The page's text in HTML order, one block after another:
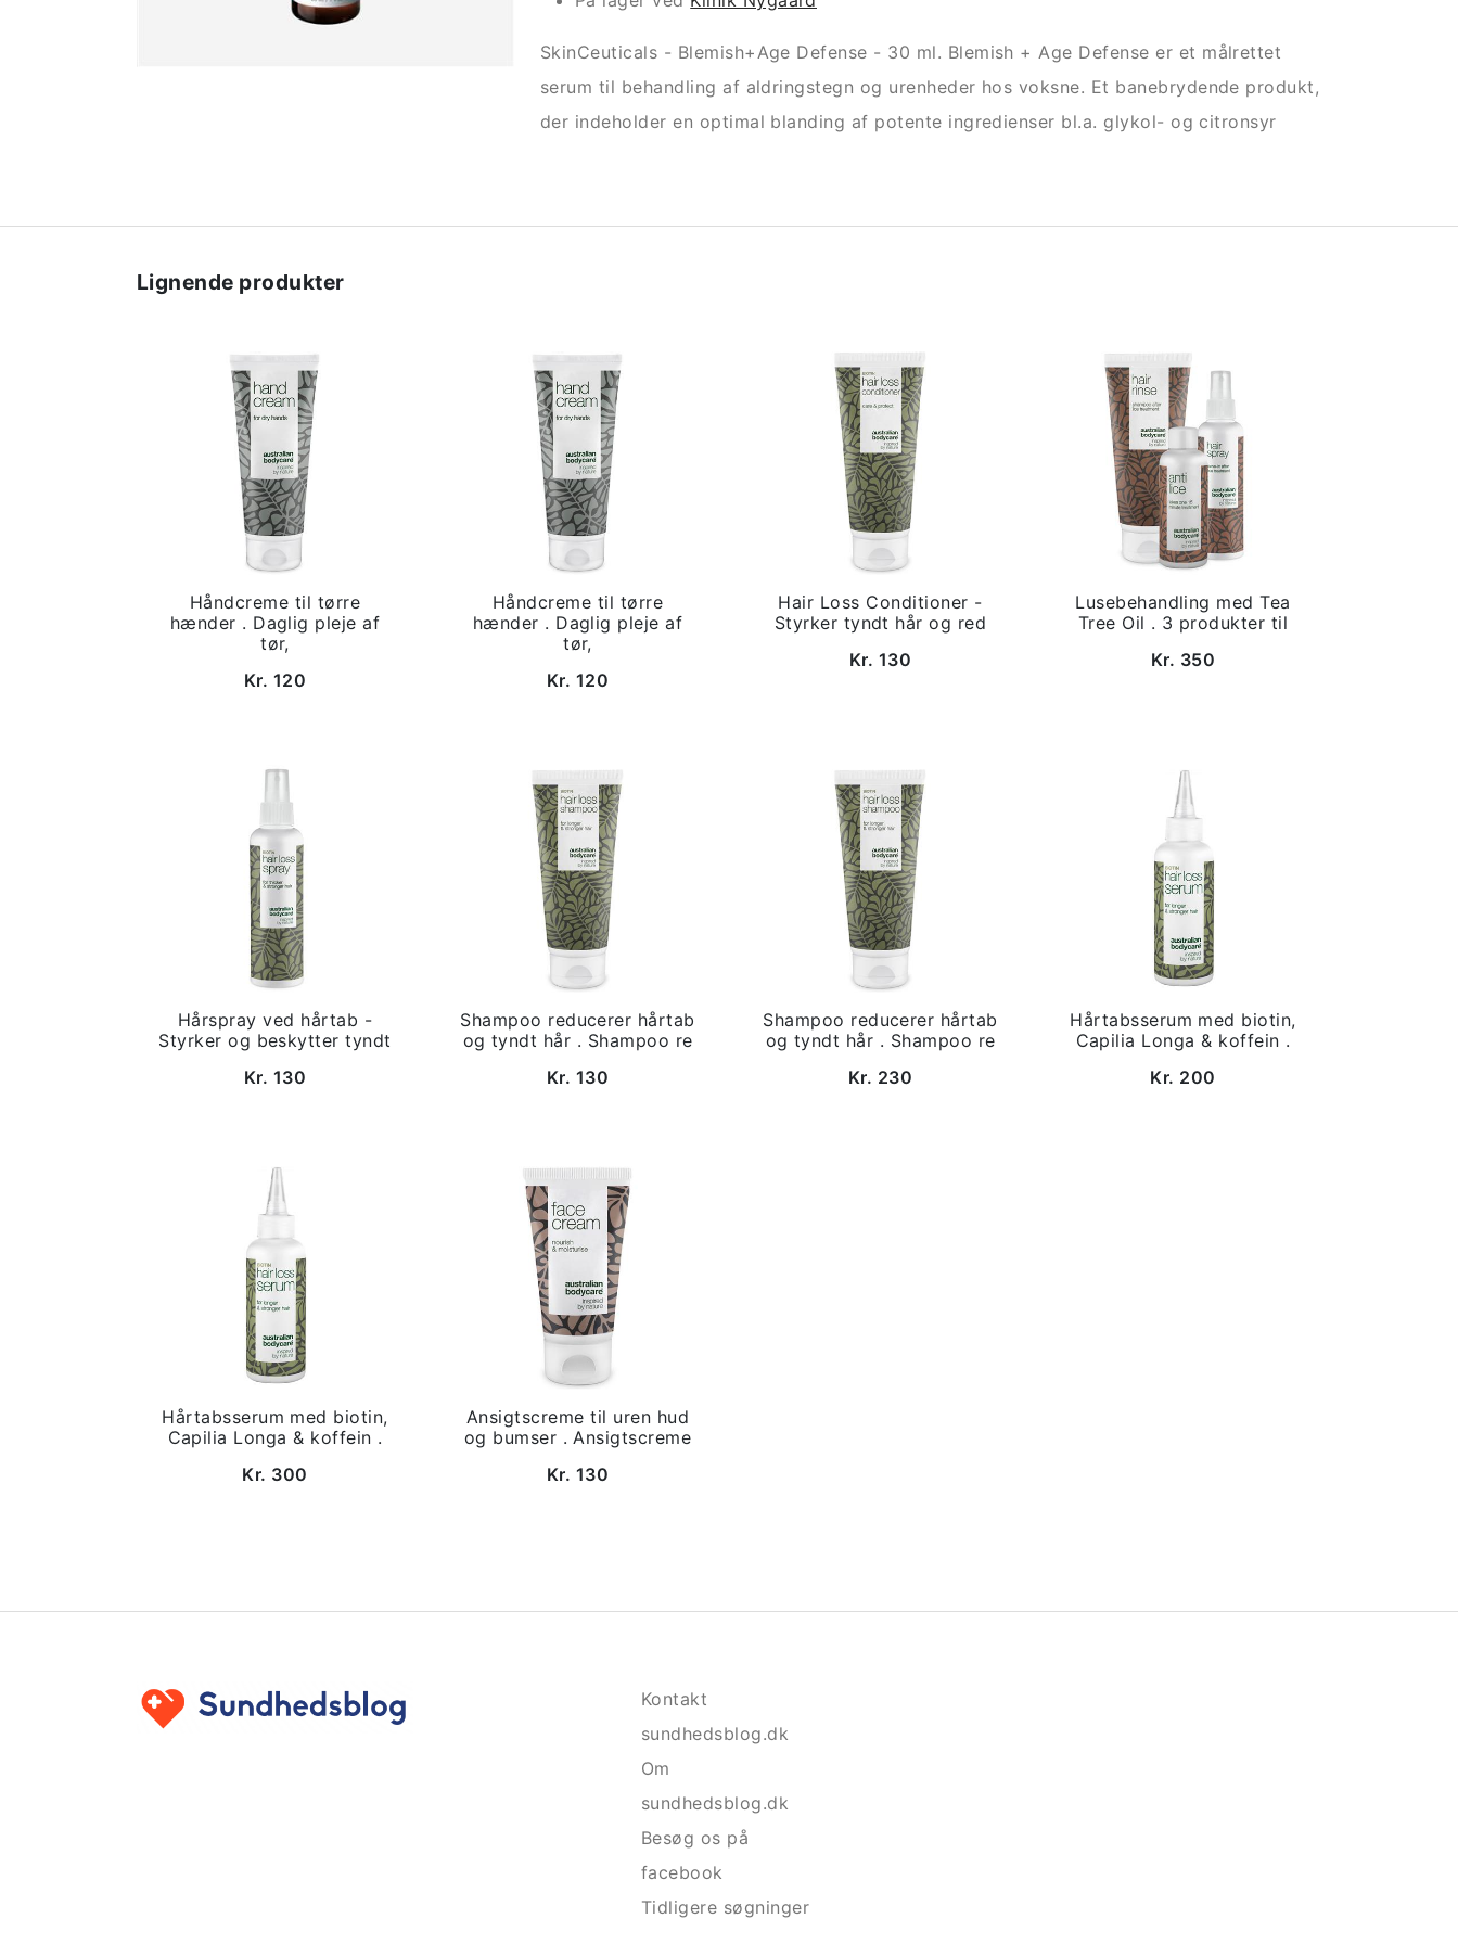
SkinCeuticals - Blemish+Age Defense - 30 ml. Blemish + Age Defense er et målrettet
serum til behandling af aldringstegn og urenheder hos voksne. Et banebrydende produkt,
der indeholder en optimal blanding af potente ingredienser bl.a. glykol- og citronsyr
Lignende produkter
Håndcreme til tørre
hænder . Daglig pleje af
tør,
Kr. 120
Håndcreme til tørre
hænder . Daglig pleje af
tør,
Kr. 120
Hair Loss Conditioner -
Styrker tyndt hår og red
Kr. 130
Lusebehandling med Tea
Tree Oil . 3 produkter til
Kr. 350
Hårspray ved hårtab -
Styrker og beskytter tyndt
Kr. 130
Shampoo reducerer hårtab
og tyndt hår . Shampoo re
Kr. 130
Shampoo reducerer hårtab
og tyndt hår . Shampoo re
Kr. 230
Hårtabsserum med biotin,
Capilia Longa & koffein .
Kr. 200
Hårtabsserum med biotin,
Capilia Longa & koffein .
Kr. 300
Ansigtscreme til uren hud
og bumser . Ansigtscreme
Kr. 130
Kontakt
sundhedsblog.dk
Om
sundhedsblog.dk
Besøg os på
facebook
Tidligere søgninger